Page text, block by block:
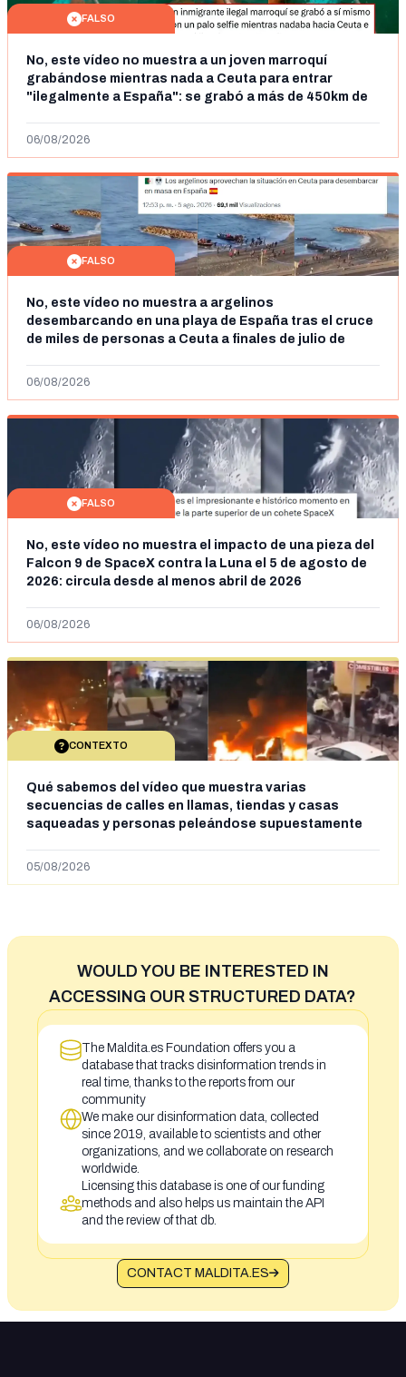
FALSO
No, este vídeo no muestra a un joven marroquí
grabándose mientras nada a Ceuta para entrar
"ilegalmente a España": se grabó a más de 450km de
06/08/2026
FALSO
No, este vídeo no muestra a argelinos
desembarcando en una playa de España tras el cruce
de miles de personas a Ceuta a finales de julio de
06/08/2026
FALSO
No, este vídeo no muestra el impacto de una pieza del
Falcon 9 de SpaceX contra la Luna el 5 de agosto de
2026: circula desde al menos abril de 2026
06/08/2026
CONTEXTO
Qué sabemos del vídeo que muestra varias
secuencias de calles en llamas, tiendas y casas
saqueadas y personas peleándose supuestamente
situación irregular a Ceuta
05/08/2026
WOULD YOU BE INTERESTED IN
ACCESSING OUR STRUCTURED DATA?
The Maldita.es Foundation offers you a
database that tracks disinformation trends in
real time, thanks to the reports from our
community
We make our disinformation data, collected
since 2019, available to scientists and other
organizations, and we collaborate on research
worldwide.
Licensing this database is one of our funding
methods and also helps us maintain the API
and the review of that db.
CONTACT MALDITA.ES